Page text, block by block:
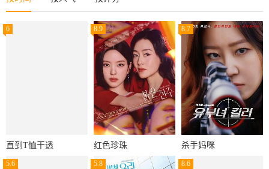
6
直到T恤干透
8.9
红色珍珠
8.7
杀手妈咪
5.6 5.8 8.6